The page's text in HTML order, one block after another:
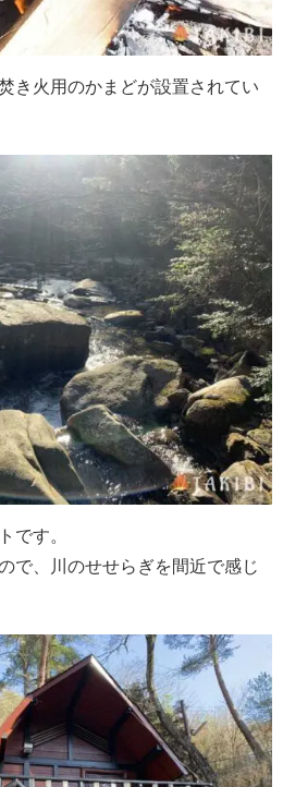
き火用のかまどが設置されてい
です。
で、川のせせらぎを間近で感じ